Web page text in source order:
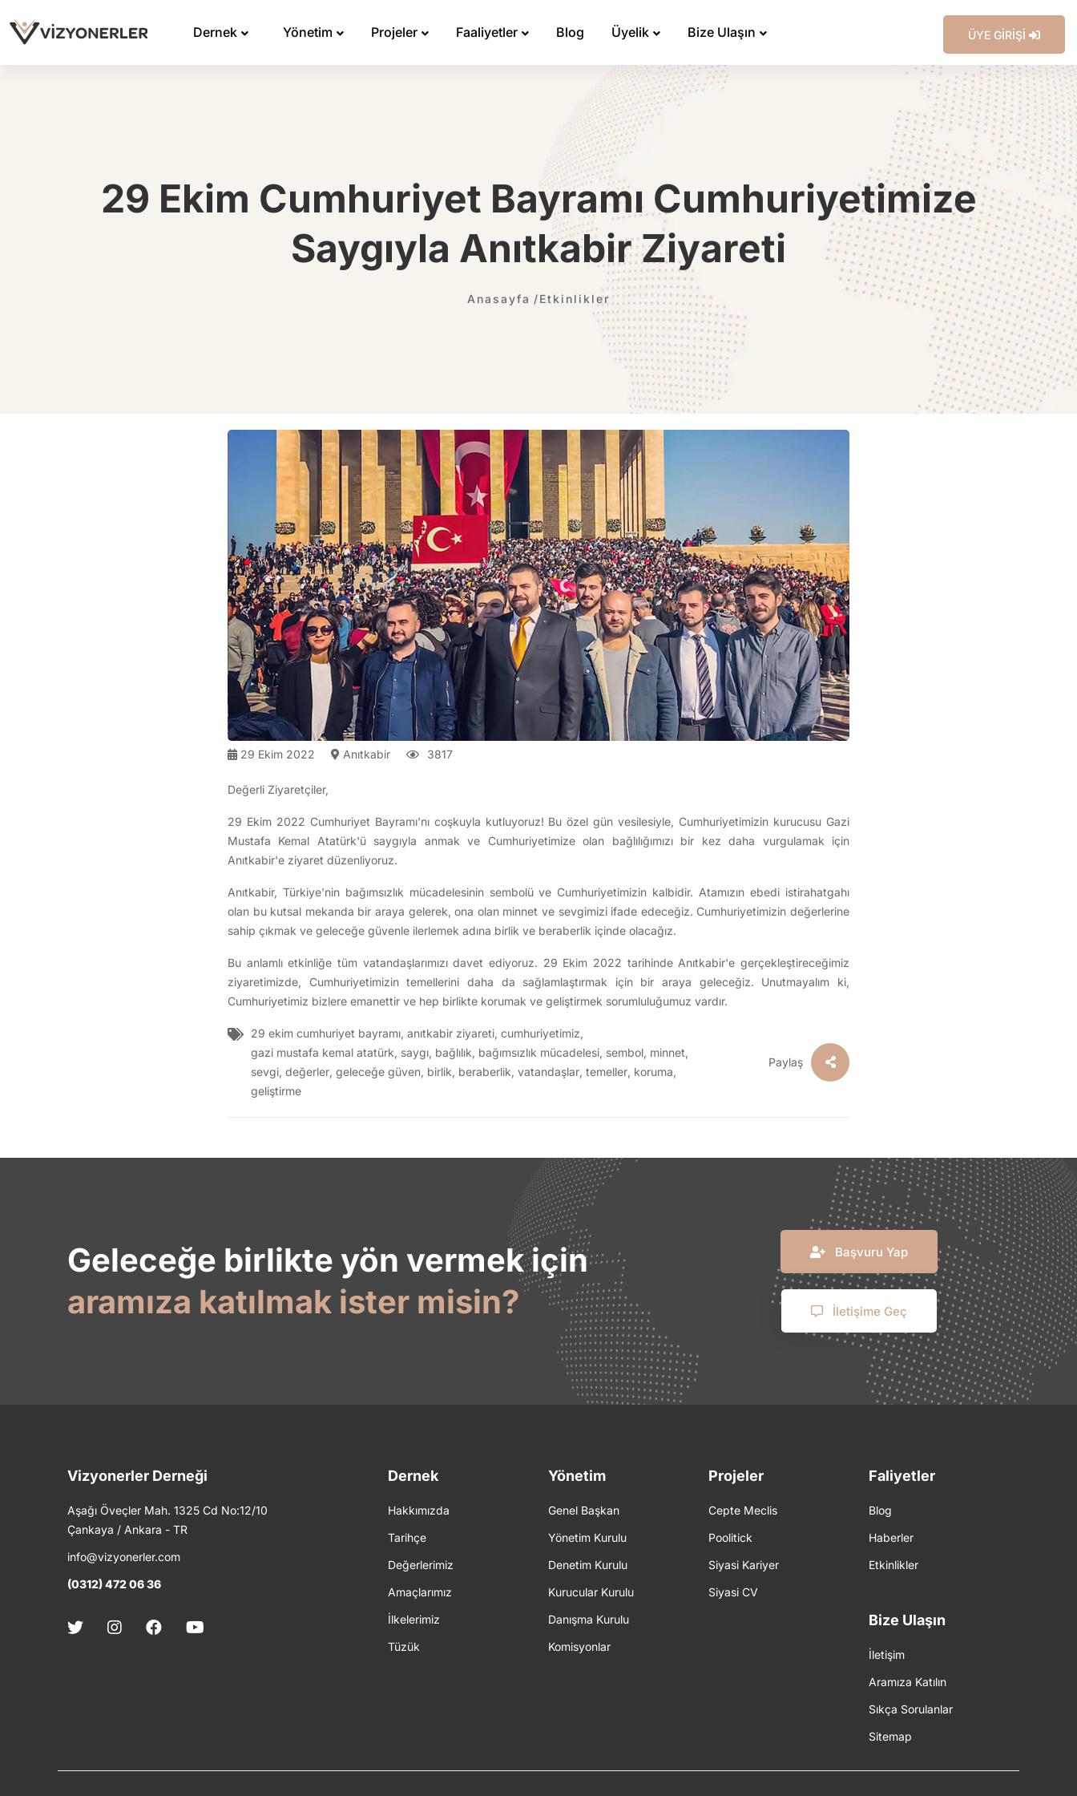
Dernek Yönetim Projeler Faaliyetler Blog Üyelik Bize Ulaşın ÜYE GİRİŞİ
29 Ekim Cumhuriyet Bayramı Cumhuriyetimize
Saygıyla Anıtkabir Ziyareti
Anasayfa Etkinlikler
29 Ekim 2022 Anıtkabir 3817
Değerli Ziyaretçiler,
29 Ekim 2022 Cumhuriyet Bayramı'nı coşkuyla kutluyoruz! Bu özel gün vesilesiyle, Cumhuriyetimizin kurucusu Gazi
Mustafa Kemal Atatürk'ü saygıyla anmak ve Cumhuriyetimize olan bağlılığımızı bir kez daha vurgulamak için
Anıtkabir'e ziyaret düzenliyoruz.
Anıtkabir, Türkiye'nin bağımsızlık mücadelesinin sembolü ve Cumhuriyetimizin kalbidir. Atamızın ebedi istirahatgahı
olan bu kutsal mekanda bir araya gelerek, ona olan minnet ve sevgimizi ifade edeceğiz. Cumhuriyetimizin değerlerine
sahip çıkmak ve geleceğe güvenle ilerlemek adına birlik ve beraberlik içinde olacağız.
Bu anlamlı etkinliğe tüm vatandaşlarımızı davet ediyoruz. 29 Ekim 2022 tarihinde Anıtkabir'e gerçekleştireceğimiz
ziyaretimizde, Cumhuriyetimizin temellerini daha da sağlamlaştırmak için bir araya geleceğiz. Unutmayalım ki,
Cumhuriyetimiz bizlere emanettir ve hep birlikte korumak ve geliştirmek sorumluluğumuz vardır.
29 ekim cumhuriyet bayramı, anıtkabir ziyareti, cumhuriyetimiz,
gazi mustafa kemal atatürk, saygı, bağlılık, bağımsızlık mücadelesi, sembol, minnet,
sevgi, değerler, geleceğe güven, birlik, beraberlik, vatandaşlar, temeller, koruma,
geliştirme
Paylaş
Geleceğe birlikte yön vermek için
aramıza katılmak ister misin?
Başvuru Yap
İletişime Geç
Vizyonerler Derneği
Aşağı Öveçler Mah. 1325 Cd No:12/10
Çankaya / Ankara - TR
info@vizyonerler.com
(0312) 472 06 36
Dernek
Hakkımızda
Tarihçe
Değerlerimiz
Amaçlarımız
İlkelerimiz
Tüzük
Yönetim
Genel Başkan
Yönetim Kurulu
Denetim Kurulu
Kurucular Kurulu
Danışma Kurulu
Komisyonlar
Projeler
Cepte Meclis
Poolitick
Siyasi Kariyer
Siyasi CV
Faliyetler
Blog
Haberler
Etkinlikler
Bize Ulaşın
İletişim
Aramıza Katılın
Sıkça Sorulanlar
Sitemap